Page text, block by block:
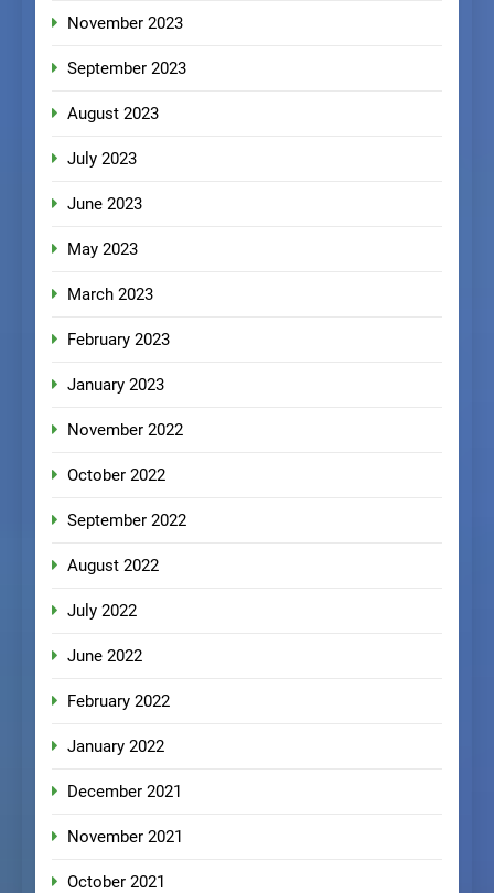
November 2023
September 2023
August 2023
July 2023
June 2023
May 2023
March 2023
February 2023
January 2023
November 2022
October 2022
September 2022
August 2022
July 2022
June 2022
February 2022
January 2022
December 2021
November 2021
October 2021